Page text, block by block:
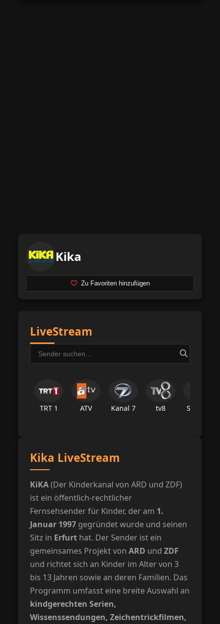
Kika
Zu Favoriten hinzufügen
LiveStream
TRT 1 ATV Kanal 7 tv8 Star Tv
Kika LiveStream
KiKA(Der Kinderkanal von ARD und ZDF)
ist ein öffentlich-rechtlicher
Fernsehsender für Kinder, der am 1.
Januar 1997 gegründet wurde und seinen
Sitz in Erfurt hat. Der Sender ist ein
gemeinsames Projekt vonARD undZDF
und richtet sich an Kinder im Alter von 3
bis 13 Jahren sowie an deren Familien. Das
Programm umfasst eine breite Auswahl an
kindgerechten Serien,
Wissenssendungen, Zeichentrickfilmen,